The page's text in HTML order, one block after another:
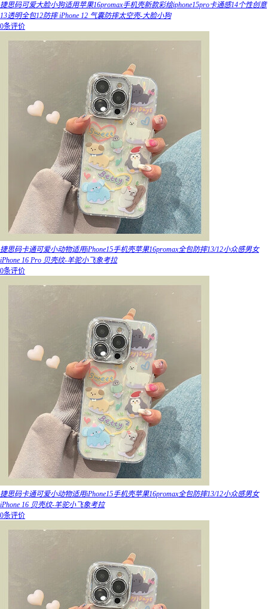
捷思码可爱大脸小狗适用苹果16promax手机壳新款彩绘iphone15pro卡通感14个性创意
13透明全包12防摔 iPhone 12 气囊防摔太空壳-大脸小狗
0条评价
捷思码卡通可爱小动物适用iPhone15手机壳苹果16promax全包防摔13/12小众感男女
iPhone 16 Pro 贝壳纹-羊驼小飞象考拉
0条评价
捷思码卡通可爱小动物适用iPhone15手机壳苹果16promax全包防摔13/12小众感男女
iPhone 16 贝壳纹-羊驼小飞象考拉
0条评价